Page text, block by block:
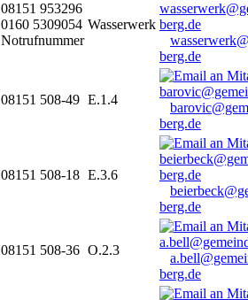
08151 953296
0160 5309054
Notrufnummer
Wasserwerk
berg.de
08151 508-49 E.1.4
berg.de
08151 508-18 E.3.6
berg.de
08151 508-36 O.2.3
berg.de